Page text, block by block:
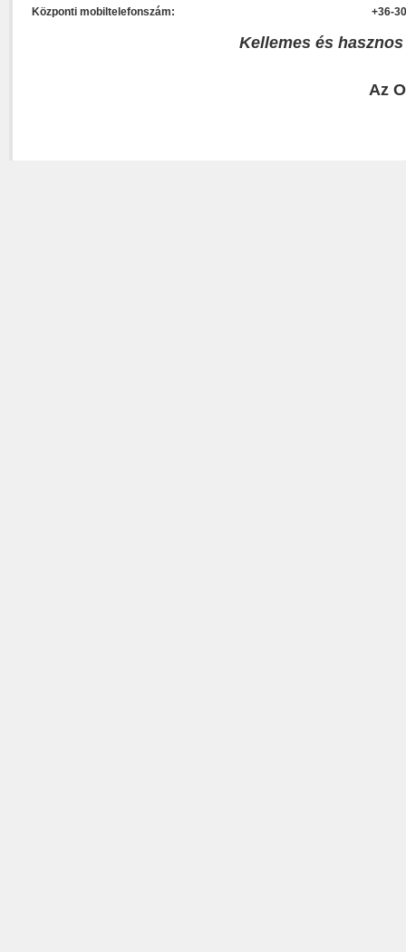
Központi mobiltelefonszám: +36-
Kellemes és
Az